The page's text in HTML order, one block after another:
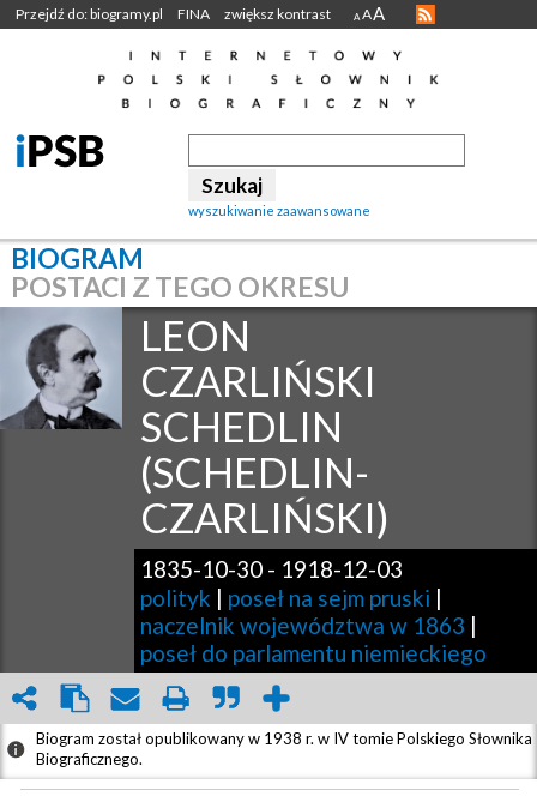
Przejdź do: biogramy.pl FINA zwiększ kontrast A AA
wyszukiwanie zaawansowane
BIOGRAM
POSTACI Z TEGO OKRESU
LEON
CZARLIŃSKI
SCHEDLIN
(SCHEDLIN-
CZARLIŃSKI)
1835-10-30 - 1918-12-03
polityk | poseł na sejm pruski |
naczelnik województwa w 1863 |
poseł do parlamentu niemieckiego
Biogram został opublikowany w 1938 r. w IV tomie Polskiego Słownika
Biograficznego.